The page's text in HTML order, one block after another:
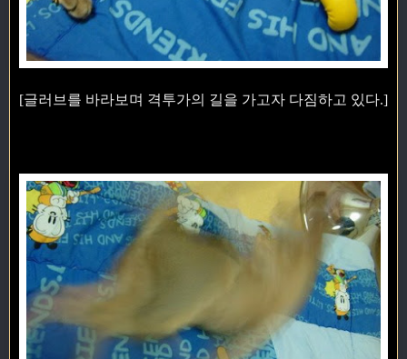
[글러브를 바라보며 격투가의 길을 가고자 다짐하고 있다.]